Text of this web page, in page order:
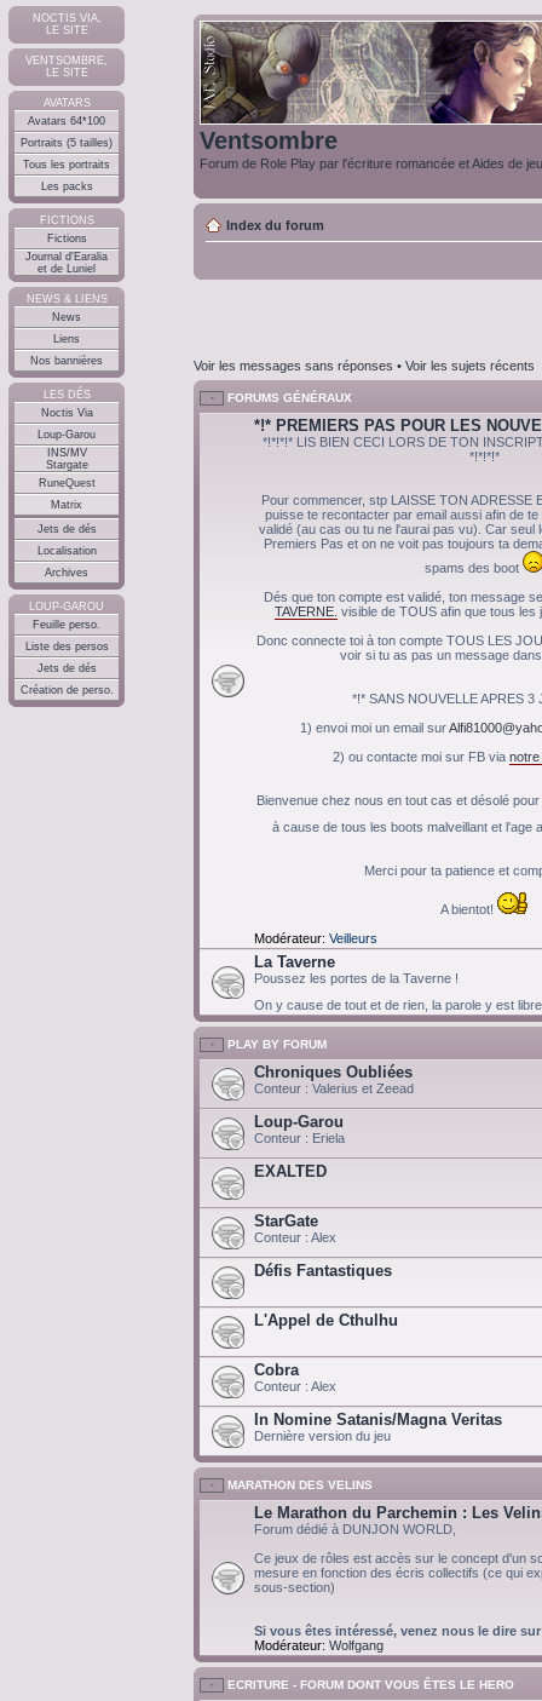
NOCTIS VIA,
LE SITE
VENTSOMBRE,
LE SITE
AVATARS
Avatars 64*100
Portraits (5 tailles)
Tous les portraits
Les packs
FICTIONS
Fictions
Journal d'Earalia
et de Luniel
NEWS & LIENS
News
Liens
Nos bannières
LES DÉS
Noctis Via
Loup-Garou
INS/MV
Stargate
RuneQuest
Matrix
Jets de dés
Localisation
Archives
LOUP-GAROU
Feuille perso.
Liste des persos
Jets de dés
Création de perso.
Ventsombre
Forum de Role Play par l'écriture romancée et Aides de
Index du forum
Voir les messages sans réponses • Voir les sujets récents
FORUMS GÉNÉRAUX
*!* PREMIERS PAS POUR LES
*!*!*!* LIS BIEN CECI LORS DE TON
*!*!*!*
Pour commencer, stp LAISSE TON ADRESSE
puisse te recontacter par email aussi afin de
validé (au cas ou tu ne l'aurai pas vu). Car seul
Premiers Pas et on ne voit pas toujours ta
spams des boot
Dés que ton compte est validé, ton message
TAVERNE. visible de TOUS afin que tous les
Donc connecte toi à ton compte TOUS LES
voir si tu as pas un message
*!* SANS NOUVELLE APRES 3
1) envoi moi un email sur
2) ou contacte moi sur FB via notre
Bienvenue chez nous en tout cas et désolé
à cause de tous les boots malveillant et l'age
Merci pour ta patience et
A bientot!
Modérateur: Veilleurs
La Taverne
Poussez les portes de la Taverne !
On y cause de tout et de rien, la parole y est
PLAY BY FORUM
Chroniques Oubliées
Conteur : Valerius et Zeead
Loup-Garou
Conteur : Eriela
EXALTED
StarGate
Conteur : Alex
Défis Fantastiques
L'Appel de Cthulhu
Cobra
Conteur : Alex
In Nomine Satanis/Magna Veritas
Dernière version du jeu
MARATHON DES VELINS
Le Marathon du Parchemin : Les
Forum dédié à DUNJON WORLD,
Ce jeux de rôles est accès sur le concept d'un
mesure en fonction des écris collectifs (ce qui
sous-section)
Si vous êtes intéressé, venez nous le dire sur
Modérateur: Wolfgang
ECRITURE - FORUM DONT VOUS ÊTES LE HERO